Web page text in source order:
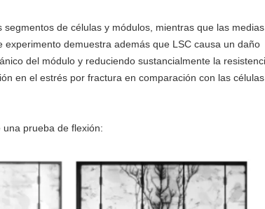
de células y módulos, mientras que las medias
demuestra además que LSC causa un daño
del módulo y reduciendo sustancialmente la
en el estrés por fractura en comparación con las células
prueba de flexión: